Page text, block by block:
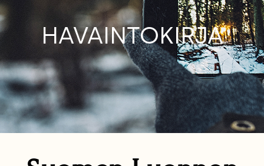
HAVAINTOKIRJA